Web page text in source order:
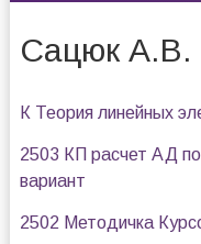
Сацюк А.В.
К Теория линейных
2503 КП расчет АД
вариант
2502 Методичка